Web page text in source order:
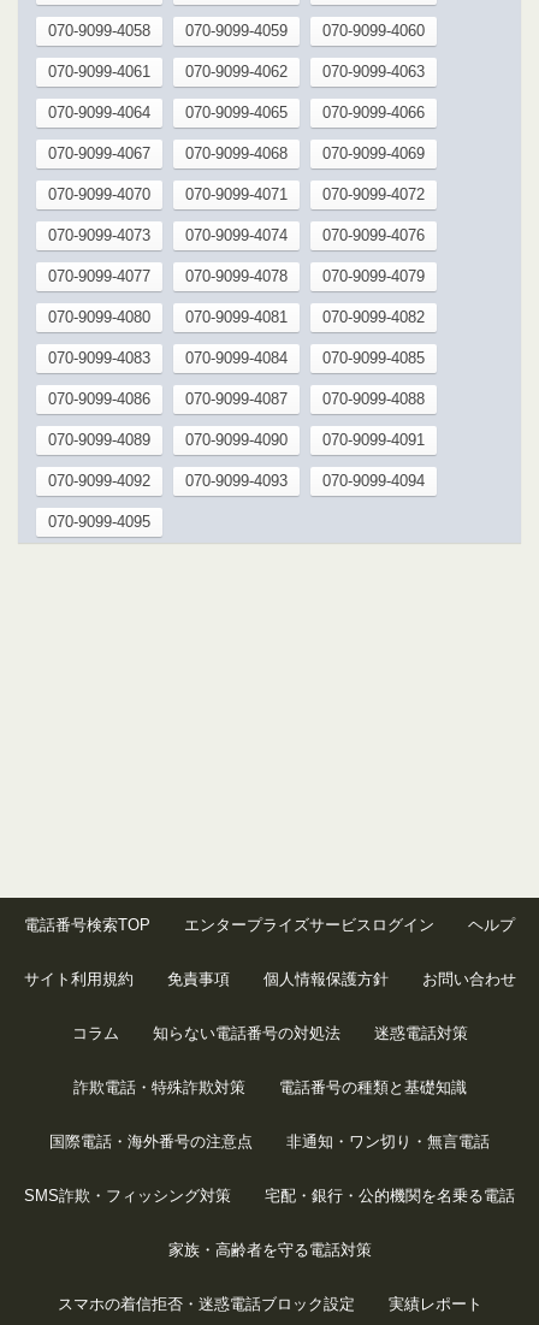
070-9099-4058 070-9099-4059 070-9099-4060
070-9099-4061 070-9099-4062 070-9099-4063
070-9099-4064 070-9099-4065 070-9099-4066
070-9099-4067 070-9099-4068 070-9099-4069
070-9099-4070 070-9099-4071 070-9099-4072
070-9099-4073 070-9099-4074 070-9099-4076
070-9099-4077 070-9099-4078 070-9099-4079
070-9099-4080 070-9099-4081 070-9099-4082
070-9099-4083 070-9099-4084 070-9099-4085
070-9099-4086 070-9099-4087 070-9099-4088
070-9099-4089 070-9099-4090 070-9099-4091
070-9099-4092 070-9099-4093 070-9099-4094
070-9099-4095
電話番号検索TOP エンタープライズサービスログイン ヘルプ
サイト利用規約 免責事項 個人情報保護方針 お問い合わせ
コラム 知らない電話番号の対処法 迷惑電話対策
詐欺電話・特殊詐欺対策 電話番号の種類と基礎知識
国際電話・海外番号の注意点 非通知・ワン切り・無言電話
SMS詐欺・フィッシング対策 宅配・銀行・公的機関を名乗る電話
家族・高齢者を守る電話対策
スマホの着信拒否・迷惑電話ブロック設定 実績レポート